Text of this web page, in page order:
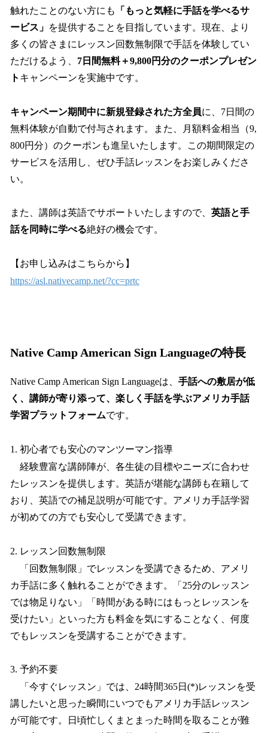
触れたことのない方にも
「もっと気軽に手話を学べるサ
ービス」 を提供することを目指しています。現在、より
多くの皆さまにレッスン回数無制限で手話を体験してい
ただけるよう、 7日間無料＋9,800円分のクーポンプレゼン
ト キャンペーンを実施中です。
キャンペーン期間中に新規登録された方全員に、7日間の
無料体験が自動で付与されます。また、月額料金相当（9,
800円分）のクーポンも進呈いたします。この期間限定の
サービスを活用し、ぜひ手話レッスンをお楽しみくださ
い。
また、講師は英語でサポートいたしますので、 英語と手
話を同時に学べる絶好の機会です。
【お申し込みはこちらから】
https://asl.nativecamp.net/?cc=prtc
Native Camp American Sign Languageの特長
Native Camp American Sign Languageは、 手話への敷居が低
く、講師が寄り添って、楽しく手話を学ぶアメリカ手話
学習プラットフォームです。
1. 初心者でも安心のマンツーマン指導
経験豊富な講師陣が、各生徒の目標やニーズに合わせ
たレッスンを提供します。英語が堪能な講師も在籍して
おり、英語での補足説明が可能です。アメリカ手話学習
が初めての方でも安心して受講できます。
2. レッスン回数無制限
「回数無制限」でレッスンを受講できるため、アメリ
カ手話に多く触れることができます。「25分のレッスン
では物足りない」「時間がある時にはもっとレッスンを
受けたい」といった方も料金を気にすることなく、何度
でもレッスンを受講することができます。
3. 予約不要
「今すぐレッスン」では、24時間365日(*)レッスンを受
講したいと思った瞬間にいつでもアメリカ手話レッスン
が可能です。日頃忙しくまとまった時間を取ることが難